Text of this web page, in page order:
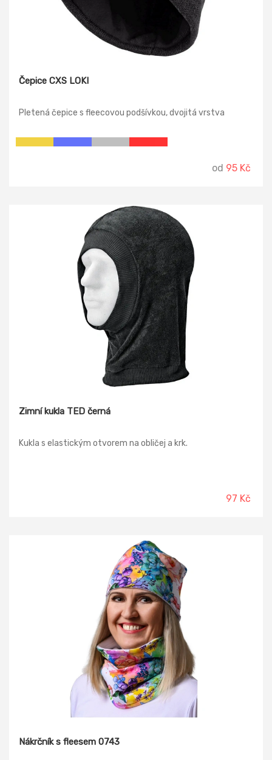
Čepice CXS LOKI
Pletená čepice s fleecovou podšívkou, dvojitá vrstva
od 95 Kč
Zimní kukla TED černá
Kukla s elastickým otvorem na obličej a krk.
97 Kč
Nákrčník s fleesem 0743